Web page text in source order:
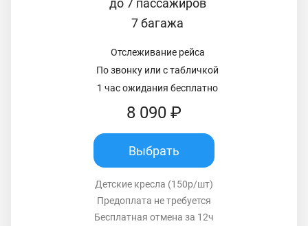
до 7 пассажиров
7 багажа
Отслеживание рейса
По звонку или с табличкой
1 час ожидания бесплатно
8 090 ₽
Выбрать
Детские кресла (150р/шт)
Предоплата не требуется
Бесплатная отмена за 12ч